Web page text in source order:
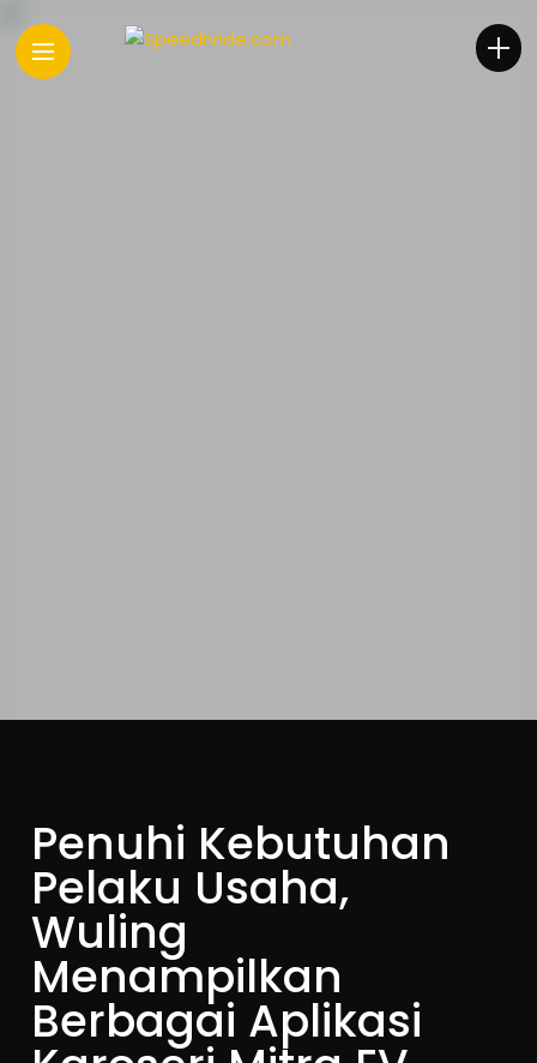
Penuhi Kebutuhan
Pelaku Usaha,
Wuling
Menampilkan
Berbagai Aplikasi